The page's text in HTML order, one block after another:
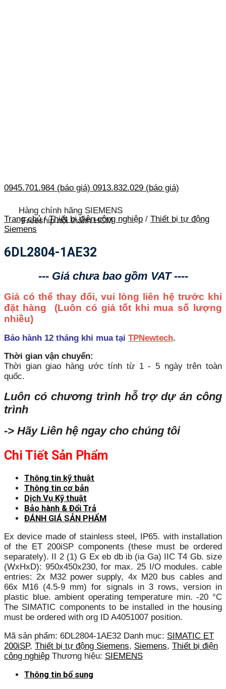
0945.701.984 (báo giá) 0913.832.029 (báo giá)
Hàng chính hãng SIEMENS
Freeship nội thành HCM
Trang chủ / Thiết bị điện công nghiệp / Thiết bị tự động
Siemens
6DL2804-1AE32
--- Giá chưa bao gồm VAT ----
Giá có thể thay đổi, vui lòng liên hệ trước khi
đặt hàng (Luôn có giá tốt khi mua số lượng
nhiều)
Bảo hành 12 tháng khi mua tại TPNewtech.
Thời gian vận chuyển:
Thời gian giao hàng ước tính từ 1 - 5 ngày trên toàn
quốc.
Luôn có chương trình hỗ trợ dự án công
trình
-> Hãy Liên hệ ngay cho chúng tôi
Chi Tiết Sản Phẩm
Thông tin kỹ thuật
Thông tin cơ bản
Dịch Vụ Kỹ thuật
Bảo hành & Đổi Trả
ĐÁNH GIÁ SẢN PHẨM
Ex device made of stainless steel, IP65. with installation
of the ET 200iSP components (these must be ordered
separately). II 2 (1) G Ex eb db ib (ia Ga) IIC T4 Gb. size
(WxHxD): 950x450x230, for max. 25 I/O modules. cable
entries: 2x M32 power supply, 4x M20 bus cables and
66x M16 (4.5-9 mm) for signals in 3 rows, version in
plastic blue. ambient operating temperature min. -20 °C
The SIMATIC components to be installed in the housing
must be ordered with org ID A4051007 position.
Mã sản phẩm: 6DL2804-1AE32 Danh mục: SIMATIC ET
200iSP, Thiết bị tự động Siemens, Siemens, Thiết bị điện
công nghiệp Thương hiệu: SIEMENS
Thông tin bổ sung